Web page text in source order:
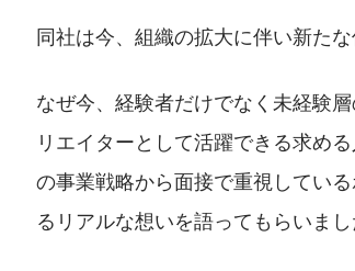
同社は今、組織の拡大に伴い新た
なぜ今、経験者だけでなく未経験
リエイターとして活躍できる求め
の事業戦略から面接で重視してい
るリアルな想いを語ってもらいまし